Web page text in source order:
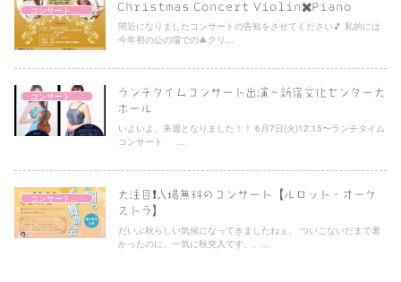
コンサート情報 Christmas Concert Violin✖️Piano
間近になりましたコンサートの告知をさせてください🎵 私的には
今年初の公の場での🎄クリ...
コンサート情報
ランチタイムコンサート出演〜新宿文化センター大
ホール
いよいよ、来週となりました！！ 6月7日(火)12:15〜ランチタイム
コンサート ...
コンサート情報
大注目❗️入場無料のコンサート【ルロット・オーケ
ストラ】
だいぶ秋らしい気候になってきましたねぇ。 ついこないだまで暑
かったのに、一気に秋突入です、、...